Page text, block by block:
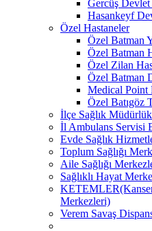
Gercüş Devlet
Hasankeyf
Özel Hastaneler
Özel Batman
Özel Batman
Özel Zilan
Özel Batman
Medical Point
Özel Batıgöz
İlçe Sağlık
İl Ambulans Servisi
Evde Sağlık
Toplum Sağlığı
Aile Sağlığı
Sağlıklı Hayat
Merkezleri)
Verem Savaş